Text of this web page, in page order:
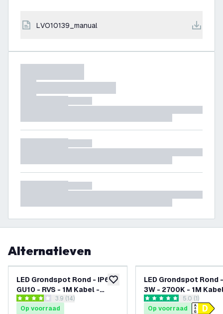
LVO10139_manual
Alternatieven
toevoegen aan verlanglijst
LED Grondspot Rond - IP67 -
GU10 - RVS - 1M Kabel -
Kantelbaarreviews drawer openen
3.9 score sterren3.9 (14)
Op voorraad
LED Grondspot Rond
3W - 2700K - 1M
Zwart - Kantelbaar
reviews
5 score sterren5.0 (1)
Op voorraad